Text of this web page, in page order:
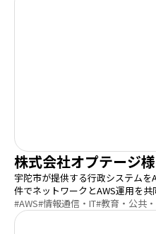
株式会社オプテージ様
宇陀市が提供する行政システム
件でネットワークとAWS運用を
#AWS#情報通信・IT#教育・公共